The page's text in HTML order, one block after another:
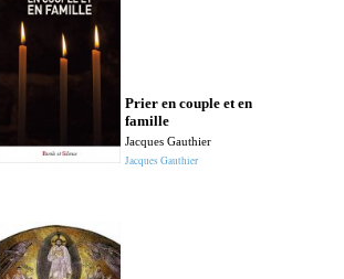
Prier en couple et en
famille
Jacques Gauthier
Jacques Gauthier